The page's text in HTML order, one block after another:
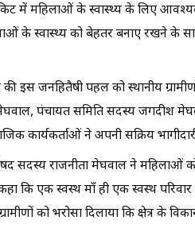
में महिलाओं के स्वास्थ्य के लिए
के स्वास्थ्य को बेहतर बनाए रखने के
की इस जनहितैषी पहल को स्थानीय
पंचायत समिति सदस्य जगदीश
कार्यकर्ताओं ने अपनी सक्रिय
सदस्य राजनीता मेघवाल ने महिलाओं
कहा कि एक स्वस्थ माँ ही एक स्वस्थ
को भरोसा दिलाया कि क्षेत्र